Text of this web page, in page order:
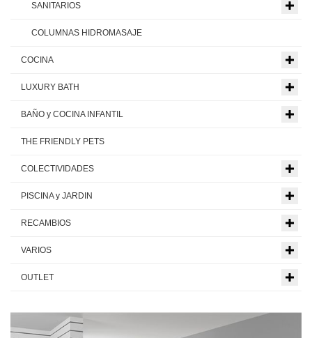
SANITARIOS
COLUMNAS HIDROMASAJE
COCINA
LUXURY BATH
BAÑO y COCINA INFANTIL
THE FRIENDLY PETS
COLECTIVIDADES
PISCINA y JARDIN
RECAMBIOS
VARIOS
OUTLET